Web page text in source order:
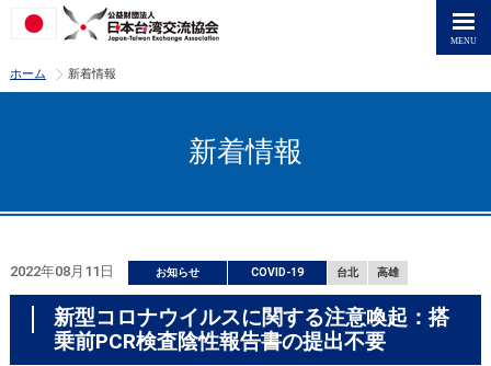
ホーム >
新着情報
新着情報
2022年08月11日 お知らせ COVID-19 台北 高雄
新型コロナウイルスに関する注意喚起：搭
乗前PCR検査陰性報告書の提出不要